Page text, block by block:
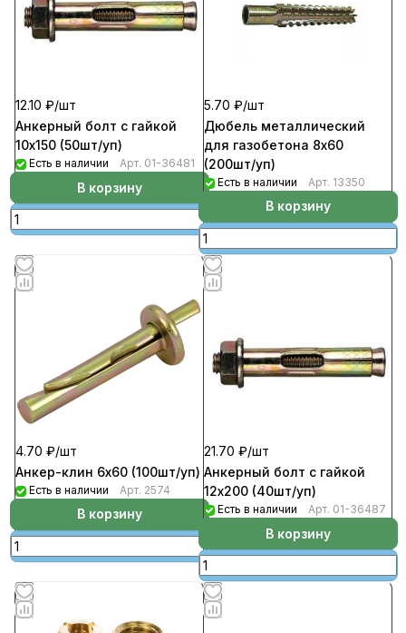
12.10 ₽/шт
Анкерный болт с гайкой
10х150 (50шт/уп)
Есть в наличии Арт. 01-36481
В корзину
5.70 ₽/шт
Дюбель металлический
для газобетона 8х60
(200шт/уп)
Есть в наличии Арт. 13350
В корзину
4.70 ₽/шт
Анкер-клин 6х60 (100шт/уп)
Есть в наличии Арт. 2574
В корзину
21.70 ₽/шт
Анкерный болт с гайкой
12х200 (40шт/уп)
Есть в наличии Арт. 01-36487
В корзину